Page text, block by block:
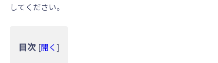
してください。
目次 [開く ]